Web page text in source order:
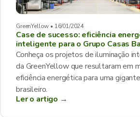
GreenYellow • 16/01/2024
Case de sucesso: eficiência
inteligente para o Grupo Casas
Conheça os projetos de iluminação
da GreenYellow que resultaram em
eficiência energética para uma
brasileiro.
Ler o artigo →